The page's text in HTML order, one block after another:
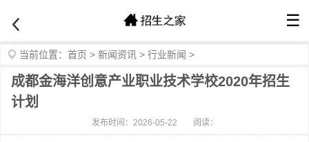
☰
当前位置： 首页 > 新闻资讯 > 行业新闻 >
成都金海洋创意产业职业技术学校2020年招生
计划
发布时间：2026-05-22 阅读：